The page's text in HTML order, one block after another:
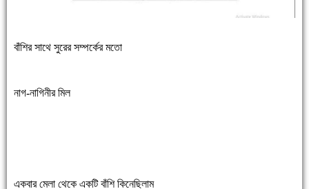
বাঁশির সাথে সুরের সম্পর্কের মতো
নাগ-নাগিনীর মিল
একবার মেলা থেকে একটি বাঁশি কিনেছিলাম